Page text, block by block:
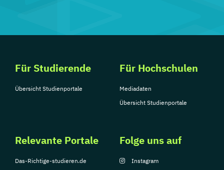
Für Studierende
Übersicht Studienportale
Für Hochschulen
Mediadaten
Übersicht Studienportale
Relevante Portale
Das-Richtige-studieren.de
Folge uns auf
Instagram